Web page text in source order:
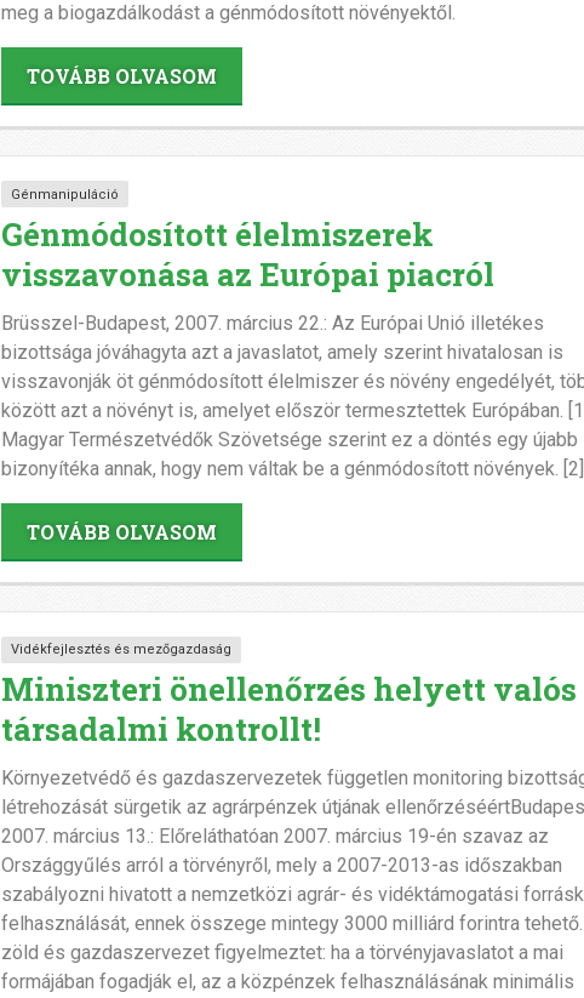
meg a biogazdálkodást a génmódosított növényektől.
TOVÁBB OLVASOM
Génmanipuláció
Génmódosított élelmiszerek
visszavonása az Európai piacról
Brüsszel-Budapest, 2007. március 22.: Az Európai Unió illetékes
bizottsága jóváhagyta azt a javaslatot, amely szerint hivatalosan is
visszavonják öt génmódosított élelmiszer és növény engedélyét,
között azt a növényt is, amelyet először termesztettek Európában.
Magyar Természetvédők Szövetsége szerint ez a döntés egy újabb
bizonyítéka annak, hogy nem váltak be a génmódosított növények. [2]
TOVÁBB OLVASOM
Vidékfejlesztés és mezőgazdaság
Miniszteri önellenőrzés helyett valós
társadalmi kontrollt!
Környezetvédő és gazdaszervezetek független monitoring
létrehozását sürgetik az agrárpénzek útjának
2007. március 13.: Előreláthatóan 2007. március 19-én szavaz az
Országgyűlés arról a törvényről, mely a 2007-2013-as időszakban
szabályozni hivatott a nemzetközi agrár- és vidéktámogatási
felhasználását, ennek összege mintegy 3000 milliárd forintra
zöld és gazdaszervezet figyelmeztet: ha a törvényjavaslatot a mai
formájában fogadják el, az a közpénzek felhasználásának minimális